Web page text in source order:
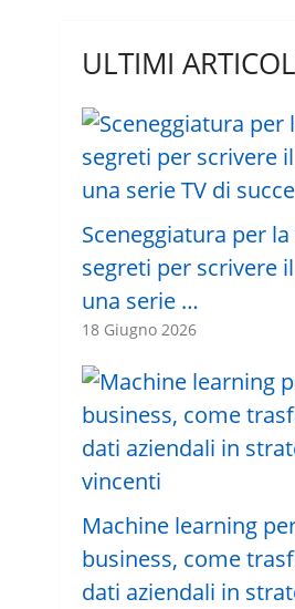
ULTIMI
Sceneggiatura per
segreti per scrivere
una serie …
18 Giugno 2026
Machine learning
business, come
dati aziendali in